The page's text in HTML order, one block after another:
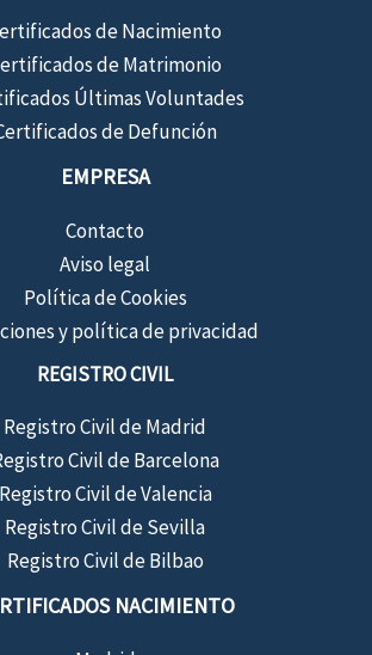
de Nacimiento
de Matrimonio
Últimas Voluntades
de Defunción
EMPRESA
Contacto
Aviso legal
Política de Cookies
y política de privacidad
REGISTRO CIVIL
Registro Civil de Madrid
Civil de Barcelona
Registro Civil de Valencia
Registro Civil de Sevilla
Registro Civil de Bilbao
NACIMIENTO